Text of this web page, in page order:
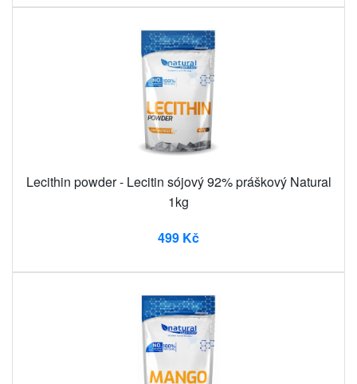
Lecithin powder - Lecitin sójový 92% práškový Natural
1kg
499 Kč